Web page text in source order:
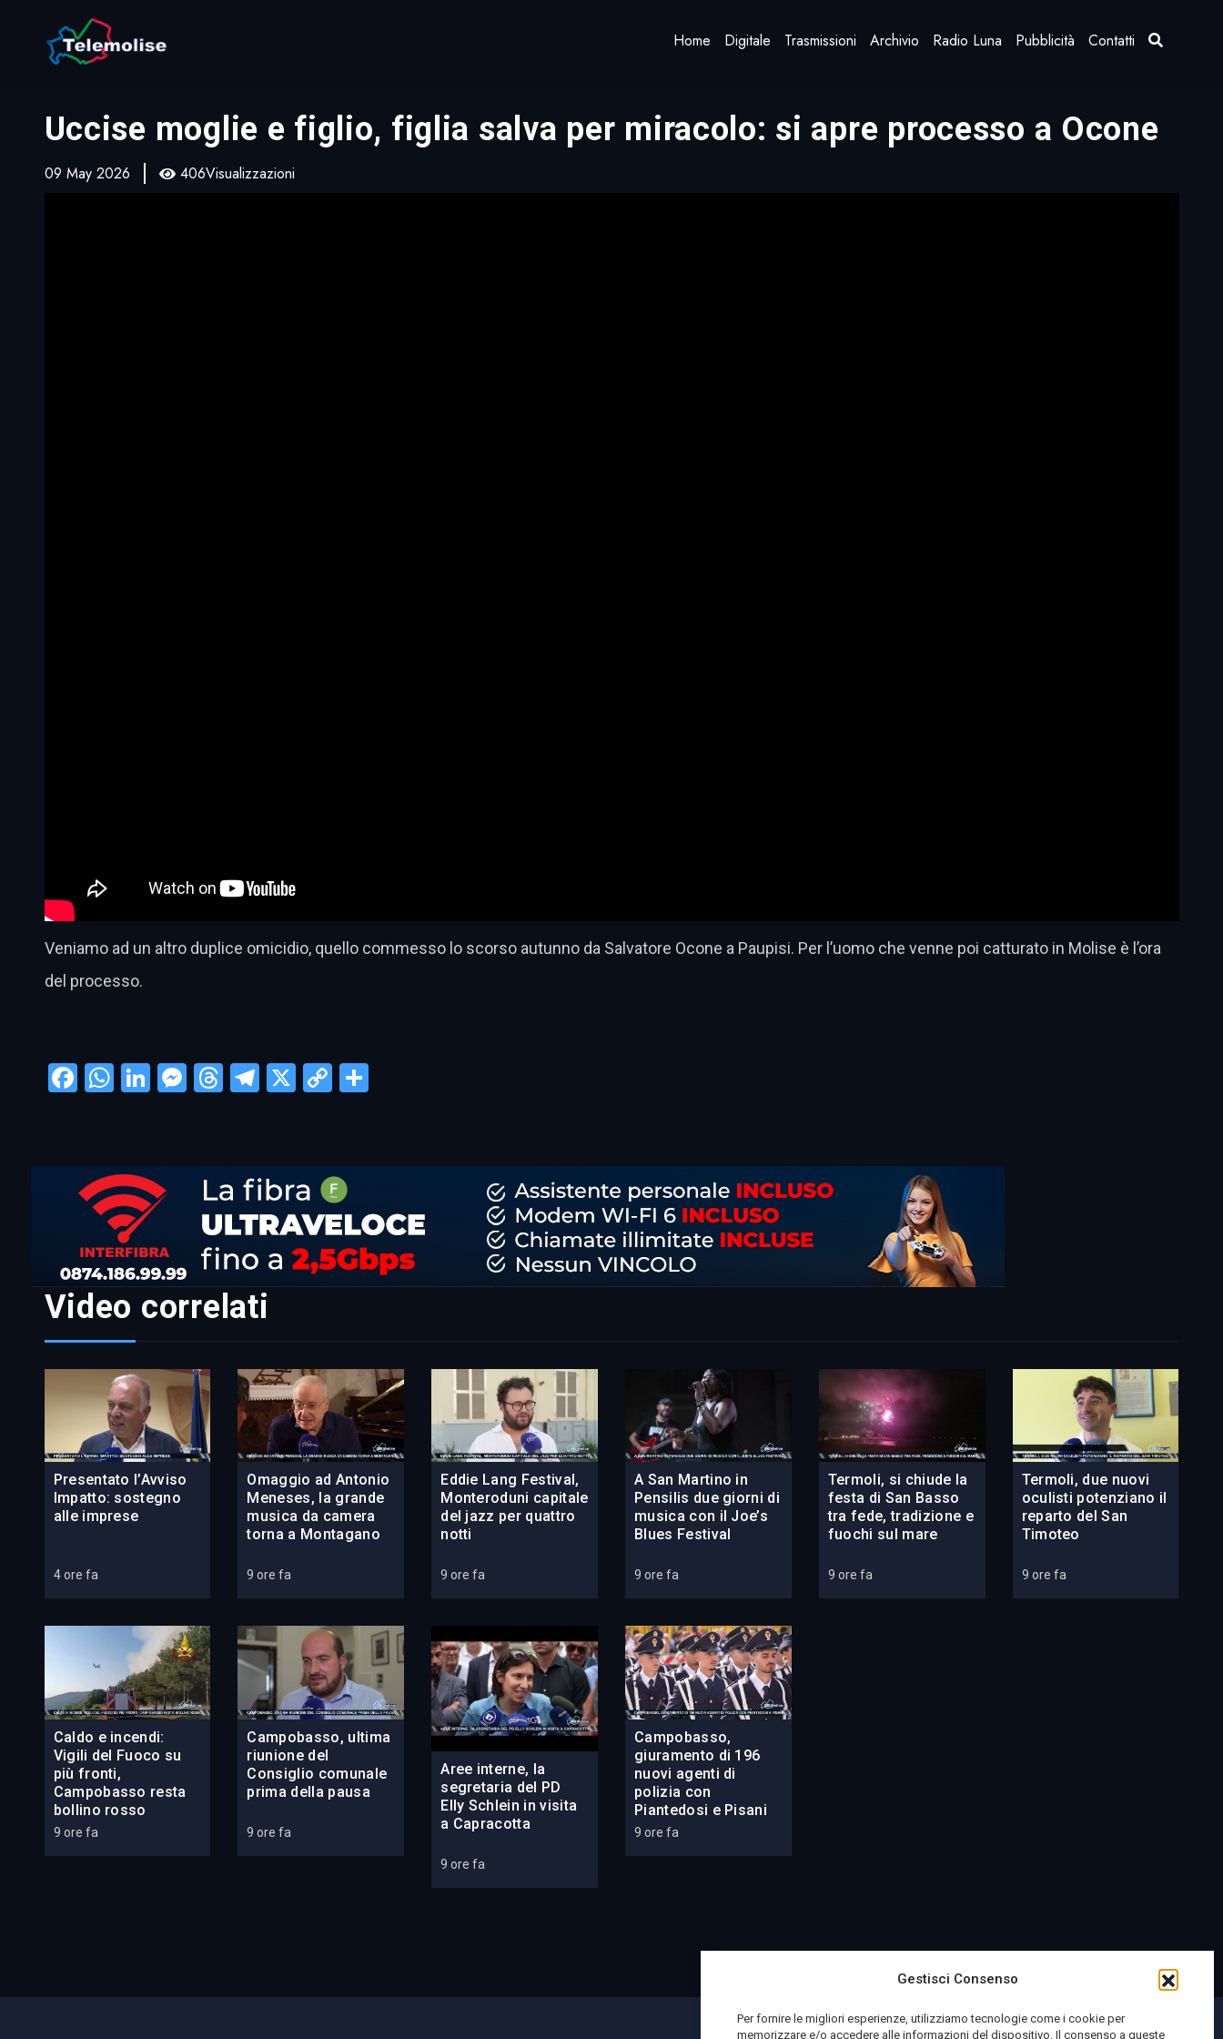
Gestisci Consenso
Per fornire le migliori esperienze, utilizziamo tecnologie come i cookie per
memorizzare e/o accedere alle informazioni del dispositivo. Il consenso a queste
Home Digitale Trasmissioni Archivio Radio Luna Pubblicità Contatti
Uccise moglie e figlio, figlia salva per miracolo: si apre processo a Ocone
09 May 2026 406Visualizzazioni
Veniamo ad un altro duplice omicidio, quello commesso lo scorso autunno da Salvatore Ocone a Paupisi. Per l’uomo che venne poi catturato in Molise è l’ora
del processo.
Facebook
WhatsApp
LinkedIn
Messenger
Threads
Telegram
X CopyCondividi
Video correlati
Presentato l’Avviso
Impatto: sostegno
alle imprese
4 ore fa
Omaggio ad Antonio
Meneses, la grande
musica da camera
torna a Montagano
9 ore fa
Eddie Lang Festival,
Monteroduni capitale
del jazz per quattro
notti
9 ore fa
A San Martino in
Pensilis due giorni di
musica con il Joe’s
Blues Festival
9 ore fa
Termoli, si chiude la
festa di San Basso
tra fede, tradizione e
fuochi sul mare
9 ore fa
Termoli, due nuovi
oculisti potenziano il
reparto del San
Timoteo
9 ore fa
Caldo e incendi:
Vigili del Fuoco su
più fronti,
Campobasso resta
bollino rosso
9 ore fa
Campobasso, ultima
riunione del
Consiglio comunale
prima della pausa
9 ore fa
Aree interne, la
segretaria del PD
Elly Schlein in visita
a Capracotta
9 ore fa
Campobasso,
giuramento di 196
nuovi agenti di
polizia con
Piantedosi e Pisani
9 ore fa